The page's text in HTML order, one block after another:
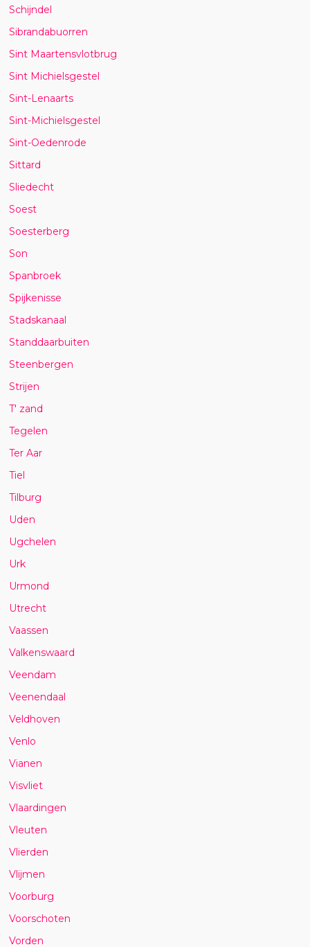
Schijndel
Sibrandabuorren
Sint Maartensvlotbrug
Sint Michielsgestel
Sint-Lenaarts
Sint-Michielsgestel
Sint-Oedenrode
Sittard
Sliedecht
Soest
Soesterberg
Son
Spanbroek
Spijkenisse
Stadskanaal
Standdaarbuiten
Steenbergen
Strijen
T' zand
Tegelen
Ter Aar
Tiel
Tilburg
Uden
Ugchelen
Urk
Urmond
Utrecht
Vaassen
Valkenswaard
Veendam
Veenendaal
Veldhoven
Venlo
Vianen
Visvliet
Vlaardingen
Vleuten
Vlierden
Vlijmen
Voorburg
Voorschoten
Vorden